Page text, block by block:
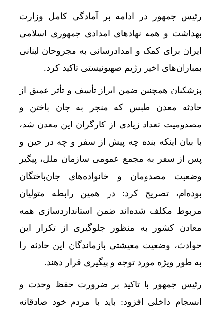
رئیس جمهور در ادامه بر آمادگی کامل وزارت
بهداشت و همه نهادهای امدادی جمهوری اسلامی
ایران برای کمک و امدادرسانی به مجروحان لبنانی
بمباران‌های اخیر رژیم صهیونیستی تاکید کرد.
پزشکیان همچنین ضمن ابراز تأسف و تأثر عمیق از
حادثه معدن طبس که منجر به جان باختن و
مصدومیت تعداد زیادی از کارگران این معدن شد،
با بیان اینکه بنده چه پیش از سفر و چه در حین و
پس از سفر به مجمع عمومی سازمان ملل، پیگیر
وضعیت مصدومان و خانواده‌های جان‌باختگان
بوده‌ام، تصریح کرد: در همین رابطه متولیان
مربوط مکلف شده‌اند ضمن استانداردسازی همه
معادن کشور به منظور جلوگیری از تکرار این
حوادث، وضعیت معیشتی بازماندگان این حادثه را
به طور ویژه مورد توجه و پیگیری قرار دهند.
رئیس جمهور با تاکید بر ضرورت حفظ وحدت و
انسجام داخلی افزود: باید با مردم خود صادقانه